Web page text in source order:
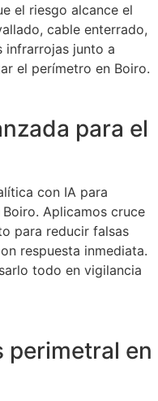
el riesgo alcance el
cable enterrado,
infrarrojas junto a
el perímetro en Boiro.
para el
con IA para
Aplicamos cruce
para reducir falsas
respuesta inmediata.
todo en vigilancia
perimetral en